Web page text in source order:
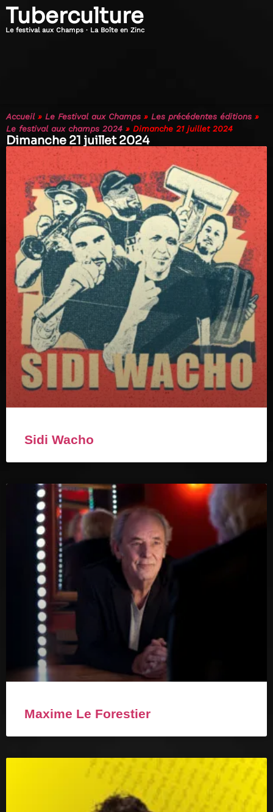
Tuberculture
Le festival aux Champs · La Boîte en Zinc
Accueil» Le Festival aux Champs » Les précédentes éditions »
Le festival aux champs 2024 » Dimanche 21 juillet 2024
Dimanche 21 juillet 2024
Sidi Wacho
Maxime Le Forestier